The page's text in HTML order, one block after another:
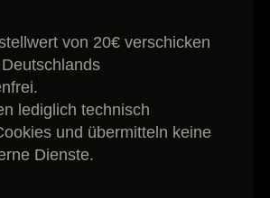
von 20€ verschicken
lediglich technisch
und übermitteln keine
Dienste.